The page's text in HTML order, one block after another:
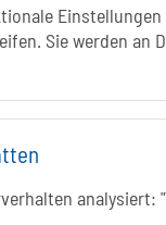
Sie werden an
analysiert: